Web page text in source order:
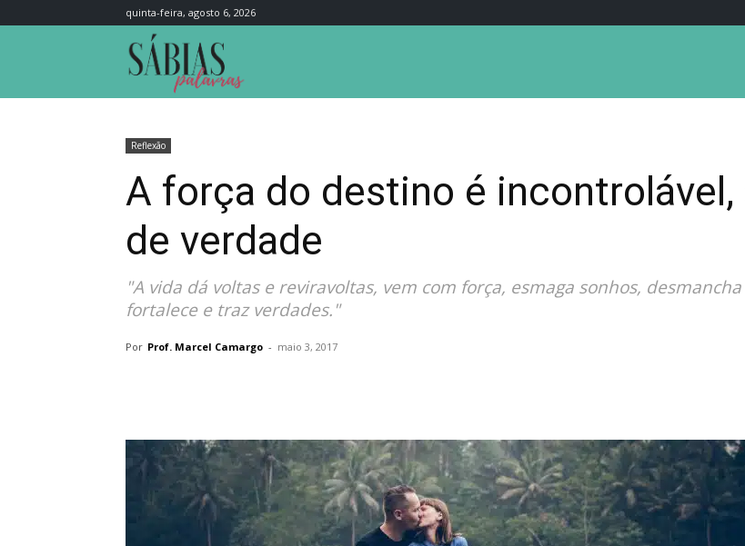
quinta-feira, agosto 6, 2026
Reflexão
A força do destino é
de verdade
"A vida dá voltas e reviravoltas, vem com força, esmaga sonhos,
fortalece e traz verdades."
Por Prof. Marcel Camargo - maio 3, 2017